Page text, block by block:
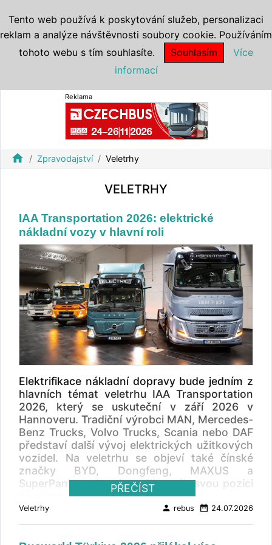
Reklama
home Zpravodajství Veletrhy
VELETRHY
IAA Transportation 2026: elektrické
nákladní vozy v hlavní roli
Elektrifikace nákladní dopravy bude jedním z
hlavních témat veletrhu IAA Transportation
2026, který se uskuteční v září 2026 v
Hannoveru. Tradiční výrobci MAN, Mercedes-
Benz Trucks, Volvo Trucks, Scania nebo DAF
představí další vývoj elektrických užitkových
vozidel. Na veletrhu se objeví také čínské
značky BYD, Dongfeng, MAXUS a
SuperPanther, které chtějí posílit svou pozici
na evropském trhu.
Veletrh IAA Transportation 2026 proběhne od
15. do 20. září 2026 v Hannoveru.
PŘEČÍST
Veletrhy person rebus date_range 24.07.2026
Tento web používá k poskytování služeb, personalizaci
reklam a analýze návštěvnosti soubory cookie. Používáním
tohoto webu s tím souhlasíte.
Souhlasím
Více
informací